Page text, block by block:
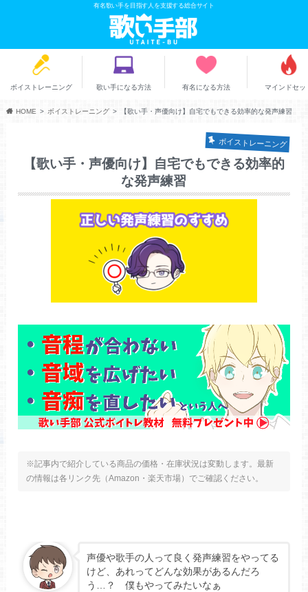
有名歌い手を目指す人を支援する総合サイト
ボイストレーニング 歌い手になる方法 有名になる方法 マインドセッ
HOME ボイストレーニング 【歌い手・声優向け】自宅でもできる効率的な発声練習
ボイストレーニング
【歌い手・声優向け】自宅でもできる効率的
な発声練習
※記事内で紹介している商品の価格・在庫状況は変動します。最新
の情報は各リンク先（Amazon・楽天市場）でご確認ください。
声優や歌手の人って良く発声練習をやってる
けど、あれってどんな効果があるんだろ
う…？ 僕もやってみたいなぁ